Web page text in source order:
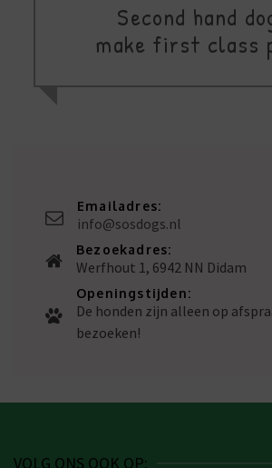
Second hand
make first class
Emailadres:
info@sosdogs.nl
Bezoekadres:
Werfhout 1, 6942 NN Didam
Openingstijden:
De honden zijn alleen op
bezoeken!
VOLG ONS OOK OP: